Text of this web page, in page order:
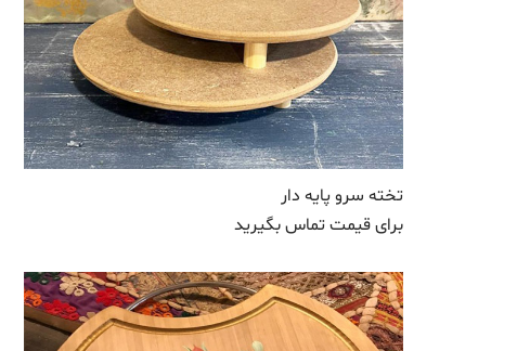
تخته سرو پایه دار
برای قیمت تماس بگیرید